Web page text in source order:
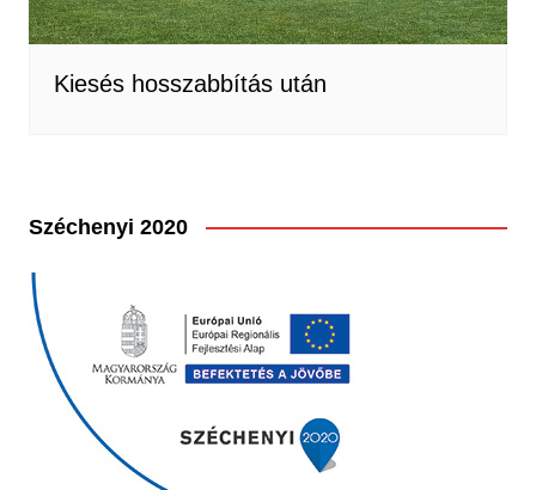
Kiesés hosszabbítás után
Széchenyi 2020